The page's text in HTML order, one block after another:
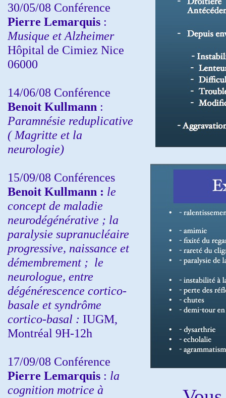
30/05/08 Conférence
Pierre Lemarquis :
Musique et Alzheimer
Hôpital de Cimiez Nice
06000
14/06/08 Conférence
Benoit Kullmann :
Paramnésie reduplicative
( Magritte et la
neurologie)
15/09/08 Conférences
Benoit Kullmann : le
concept de maladie
neurodégénérative ; la
paralysie supranucléaire
progressive, naissance et
démembrement ; le
neurologue, entre
dégénérescence cortico-
basale et syndrôme
cortico-basal : IUGM,
Montréal 9H-12h
17/09/08 Conférence
Pierre Lemarquis : la
cognition motrice à